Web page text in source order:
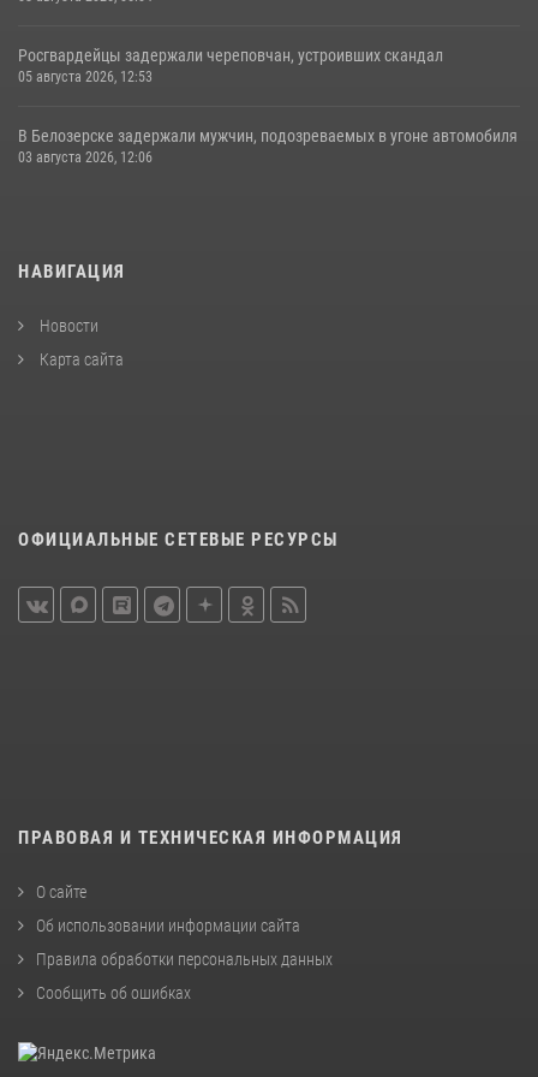
Росгвардейцы задержали череповчан, устроивших скандал
05 августа 2026, 12:53
В Белозерске задержали мужчин, подозреваемых в угоне автомобиля
03 августа 2026, 12:06
НАВИГАЦИЯ
Новости
Карта сайта
ОФИЦИАЛЬНЫЕ СЕТЕВЫЕ РЕСУРСЫ
ПРАВОВАЯ И ТЕХНИЧЕСКАЯ ИНФОРМАЦИЯ
О сайте
Об использовании информации сайта
Правила обработки персональных данных
Сообщить об ошибках